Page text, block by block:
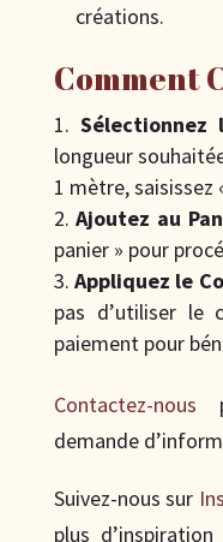
créations.
Comment
Sélectionnez
longueur
1 mètre, saisissez
Ajoutez au
panier » pour
Appliquez le
pas d’utiliser le
paiement pour
Contactez-nous
demande
Suivez-nous sur
plus